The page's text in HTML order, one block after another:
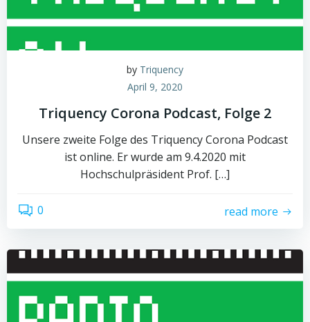
by Triquency
April 9, 2020
Triquency Corona Podcast, Folge 2
Unsere zweite Folge des Triquency Corona Podcast
ist online. Er wurde am 9.4.2020 mit
Hochschulpräsident Prof. […]
0 read more